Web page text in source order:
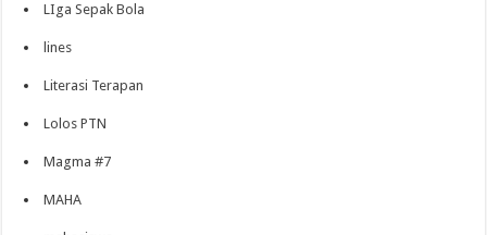
LIga Sepak Bola
lines
Literasi Terapan
Lolos PTN
Magma #7
MAHA